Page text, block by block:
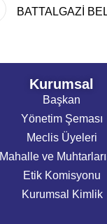
BATTALGAZİ
Kurumsal
Başkan
Yönetim Şeması
Meclis Üyeleri
Mahalle ve
Etik Komisyonu
Kurumsal Kimlik